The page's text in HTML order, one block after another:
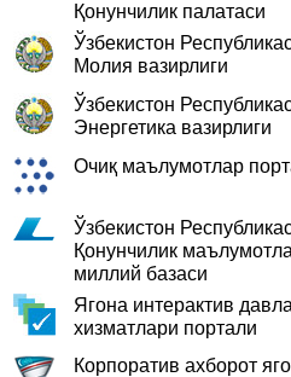
Қонунчилик палатаси
Ўзбекистон
Молия вазирлиги
Ўзбекистон
Энергетика вазирлиги
Очиқ маълумотлар
Ўзбекистон
Қонунчилик
миллий базаси
Ягона интерактив
хизматлари портали
Корпоратив ахборот